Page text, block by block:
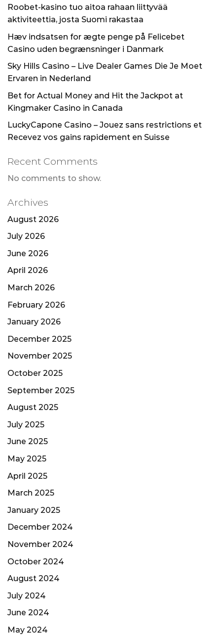
Roobet-kasino tuo aitoa rahaan liittyvää
aktiviteettia, josta Suomi rakastaa
Hæv indsatsen for ægte penge på Felicebet
Casino uden begrænsninger i Danmark
Sky Hills Casino – Live Dealer Games Die Je Moet
Ervaren in Nederland
Bet for Actual Money and Hit the Jackpot at
Kingmaker Casino in Canada
LuckyCapone Casino – Jouez sans restrictions et
Recevez vos gains rapidement en Suisse
Recent Comments
No comments to show.
Archives
August 2026
July 2026
June 2026
April 2026
March 2026
February 2026
January 2026
December 2025
November 2025
October 2025
September 2025
August 2025
July 2025
June 2025
May 2025
April 2025
March 2025
January 2025
December 2024
November 2024
October 2024
August 2024
July 2024
June 2024
May 2024